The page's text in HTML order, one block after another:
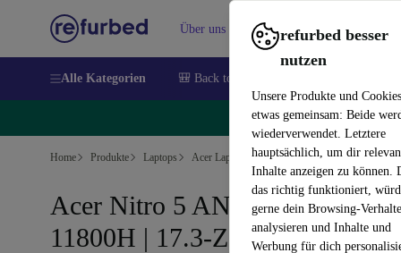
refurbed besser
nutzen
Unsere Produkte und
etwas gemeinsam: Beide
wiederverwendet. Letztere
hauptsächlich, um dir
Inhalte anzeigen zu können.
das richtig funktioniert,
gerne dein Browsing-
analysieren und Inhalte und
Werbung für dich
Über uns Verkaufen Hilfe
Alle Kategorien 🎒 Back to school
Home Produkte Laptops Acer Laptops
Acer Nitro 5 AN517-54 | i7-
11800H | 17.3-Zoll